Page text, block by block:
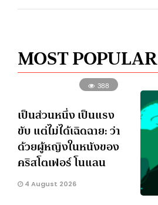
MOST POPULAR
388
เป็นส่วนหนึ่ง เป็นแรง
ขับ แต่ไม่ได้เฉิดฉาย: ว่า
ด้วยผู้หญิงในหนังของ
คริสโตเฟอร์ โนแลน
4 August 2026